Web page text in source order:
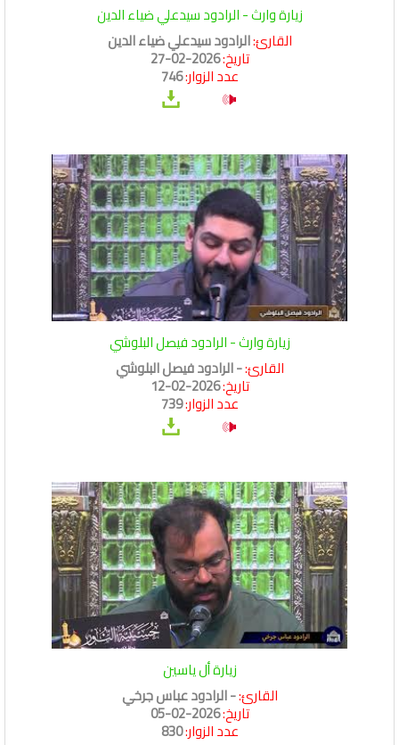
زيارة وارث - الرادود سيدعلي ضياء الدين
القارئ:الرادود سيدعلي ضياء الدين
تاريخ:2026-02-27
عدد الزوار:746
زيارة وارث - الرادود فيصل البلوشي
القارئ:- الرادود فيصل البلوشي
تاريخ:2026-02-12
عدد الزوار:739
زيارة أل ياسين
القارئ:- الرادود عباس جرخي
تاريخ:2026-02-05
عدد الزوار:830